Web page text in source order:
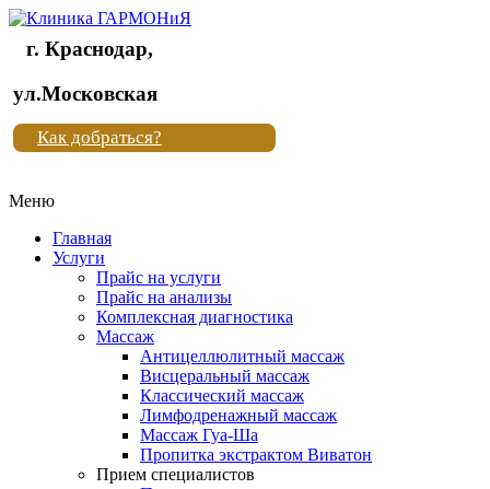
Клиника
"Новая
жизнь"
Клиника
жизнь"
г. Краснодар,
ул.Московская
Как добраться?
Меню
Главная
Услуги
Прайс на услуги
Прайс на анализы
Комплексная диагностика
Массаж
Антицеллюлитный массаж
Висцеральный массаж
Классический массаж
Лимфодренажный массаж
Массаж Гуа-Ша
Пропитка экстрактом Виватон
Прием специалистов